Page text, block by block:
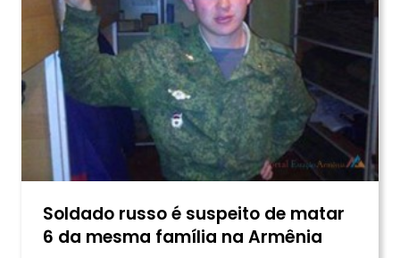
Soldado russo é suspeito de matar
6 da mesma família na Armênia